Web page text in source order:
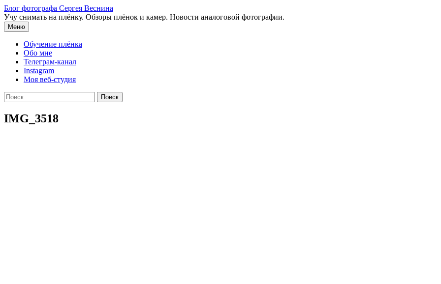
Перейти
к
содержимому
Блог фотографа Сергея Веснина
Учу снимать на плёнку. Обзоры плёнок и камер. Новости аналоговой фотографии.
Меню
Обучение плёнка
Обо мне
Телеграм-канал
Instagram
Моя веб-студия
Найти:
IMG_3518